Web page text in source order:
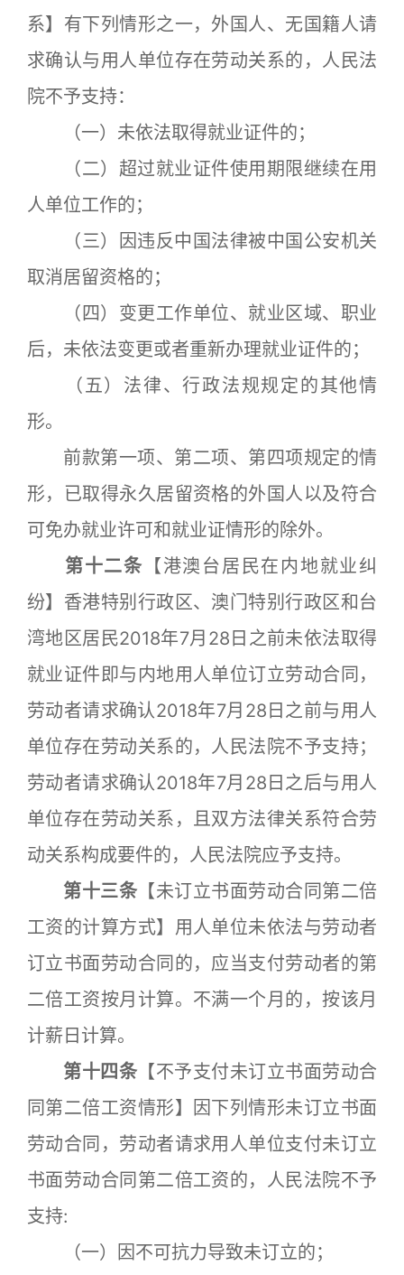
系】有下列情形之一，外国人、无国籍人请
求确认与用人单位存在劳动关系的，人民法
院不予支持：
（一）未依法取得就业证件的；
（二）超过就业证件使用期限继续在用
人单位工作的；
（三）因违反中国法律被中国公安机关
取消居留资格的；
（四）变更工作单位、就业区域、职业
后，未依法变更或者重新办理就业证件的；
（五）法律、行政法规规定的其他情
形。
前款第一项、第二项、第四项规定的情
形，已取得永久居留资格的外国人以及符合
可免办就业许可和就业证情形的除外。
第十二条 【港澳台居民在内地就业纠
纷】香港特别行政区、澳门特别行政区和台
湾地区居民2018年7月28日之前未依法取得
就业证件即与内地用人单位订立劳动合同，
劳动者请求确认2018年7月28日之前与用人
单位存在劳动关系的，人民法院不予支持；
劳动者请求确认2018年7月28日之后与用人
单位存在劳动关系，且双方法律关系符合劳
动关系构成要件的，人民法院应予支持。
第十三条 【未订立书面劳动合同第二倍
工资的计算方式】用人单位未依法与劳动者
订立书面劳动合同的，应当支付劳动者的第
二倍工资按月计算。不满一个月的，按该月
计薪日计算。
第十四条 【不予支付未订立书面劳动合
同第二倍工资情形】因下列情形未订立书面
劳动合同，劳动者请求用人单位支付未订立
书面劳动合同第二倍工资的，人民法院不予
支持:
（一）因不可抗力导致未订立的；